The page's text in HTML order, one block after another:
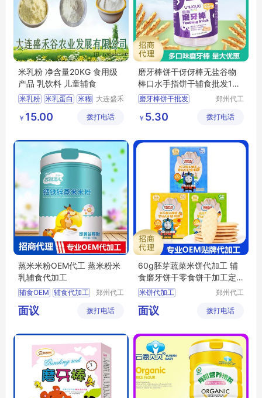
米乳粉 净含量20KG 食用级
产品 乳饮料 儿童辅食
米乳粉 米乳蛋白
米糊 大连盛禾
展有限公
￥ 15.00 拨打电话
磨牙棒饼干伢伢棒无盐谷物
棒口水手指饼干辅食批发100
g罐
磨牙棒饼干批发
口水手指饼干批发
辅食饼干代理
郑州代工
技有限公
￥ 5.30 拨打电话
蒸米米粉OEM代工 蒸米粉米
乳辅食代加工
辅食OEM 辅食代加工
辅食贴牌代工
婴幼儿米粉OEM
郑州代工
技有限公
面议 拨打电话
60g胚芽蔬菜米饼代加工 辅
食磨牙饼干零食饼干加工定
制
米饼代加工
米饼加工定制
磨牙饼干OEM
郑州代工
技有限公
面议 拨打电话